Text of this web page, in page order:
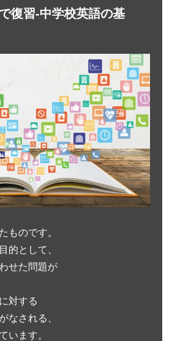
復習-中学校英語の基
ものです。
的として、
せた問題が
対する
なされる、
います。